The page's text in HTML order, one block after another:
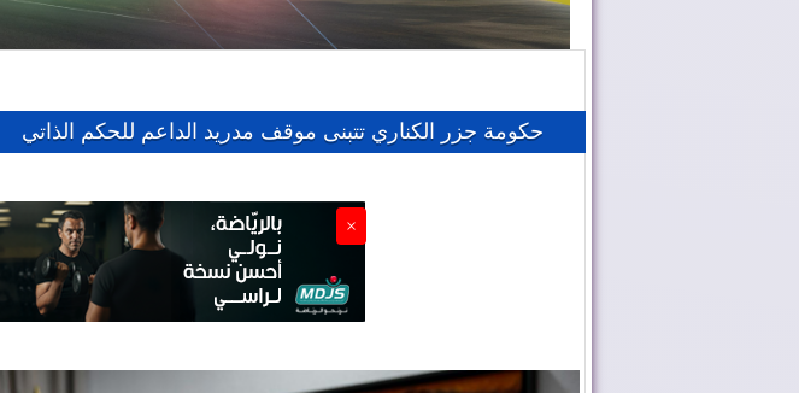
حكومة جزر الكناري تتبنى موقف مدريد الداعم للحكم الذاتي
×